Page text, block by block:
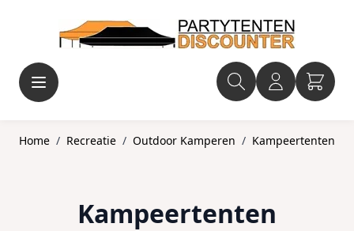
Home / Recreatie / Outdoor Kamperen / Kampeertenten
Kampeertenten